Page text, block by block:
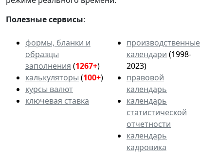
Полезные сервисы:
формы, бланки и
образцы
заполнения (1267+)
калькуляторы (100+)
курсы валют
ключевая ставка
производственные
календари (1998-
2023)
правовой
календарь
календарь
статистической
отчетности
календарь
кадровика